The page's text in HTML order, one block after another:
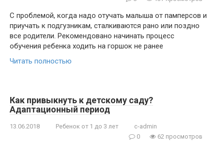
С проблемой, когда надо отучать малыша от памперсов и
приучать к подгузникам, сталкиваются рано или поздно
все родители. Рекомендовано начинать процесс
обучения ребенка ходить на горшок не ранее
Читать полностью
Как привыкнуть к детскому саду?
Адаптационный период
13.06.2018 Ребенок от 1 до 3 лет
c-admin
0
62 просмотров